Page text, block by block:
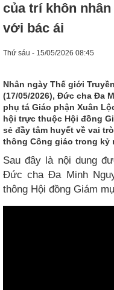
của trí khôn
với bác ái
Thứ sáu - 15/05/2026 08:45
Nhân ngày Thế giới
(17/05/2026), Đức cha Đa
phụ tá Giáo phận Xuân
hội trực thuộc Hội đồng
sẻ đầy tâm huyết về vai
thông Công giáo trong kỷ
Sau đây là nội dung
Đức cha Đa Minh
thông Hội đồng Giám